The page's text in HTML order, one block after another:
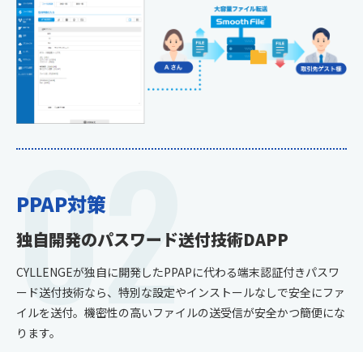
02
PPAP対策
独自開発のパスワード送付技術DAPP
CYLLENGEが独自に開発したPPAPに代わる端末認証付きパスワ
ード送付技術なら、特別な設定やインストールなしで安全にファ
イルを送付。機密性の高いファイルの送受信が安全かつ簡便にな
ります。